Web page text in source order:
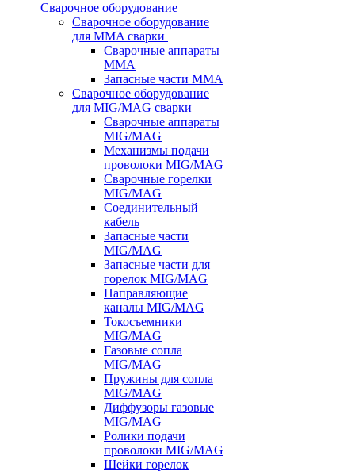
Сварочное оборудование
Сварочное оборудование
для MMA сварки
Сварочные аппараты
MMA
Запасные части MMA
Сварочное оборудование
для MIG/MAG сварки
Сварочные аппараты
MIG/MAG
Механизмы подачи
проволоки MIG/MAG
Сварочные горелки
MIG/MAG
Соединительный
кабель
Запасные части
MIG/MAG
Запасные части для
горелок MIG/MAG
Направляющие
каналы MIG/MAG
Токосъемники
MIG/MAG
Газовые сопла
MIG/MAG
Пружины для сопла
MIG/MAG
Диффузоры газовые
MIG/MAG
Ролики подачи
проволоки MIG/MAG
Шейки горелок